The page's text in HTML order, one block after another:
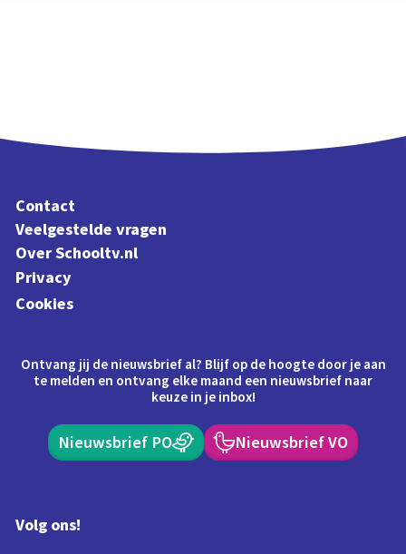
Contact
Veelgestelde vragen
Over Schooltv.nl
Privacy
Cookies
Ontvang jij de nieuwsbrief al? Blijf op de hoogte door je aan
te melden en ontvang elke maand een nieuwsbrief naar
keuze in je inbox!
Nieuwsbrief PO Nieuwsbrief VO
Volg ons!